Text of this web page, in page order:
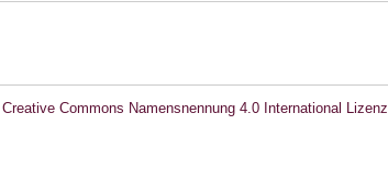
Creative Commons Namensnennung 4.0 International Lizenz